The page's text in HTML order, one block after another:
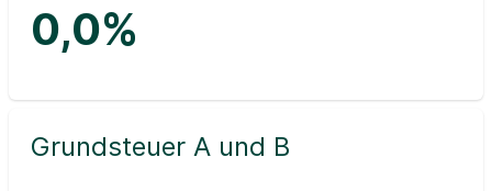
0,0%
Grundsteuer A und B